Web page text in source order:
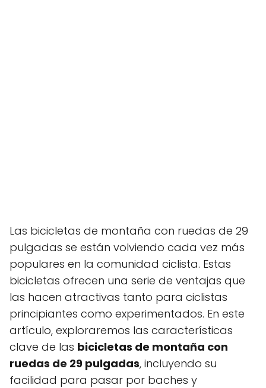
Las bicicletas de montaña con ruedas de 29
pulgadas se están volviendo cada vez más
populares en la comunidad ciclista. Estas
bicicletas ofrecen una serie de ventajas que
las hacen atractivas tanto para ciclistas
principiantes como experimentados. En este
artículo, exploraremos las características
clave de las bicicletas de montaña con
ruedas de 29 pulgadas, incluyendo su
facilidad para pasar por baches y